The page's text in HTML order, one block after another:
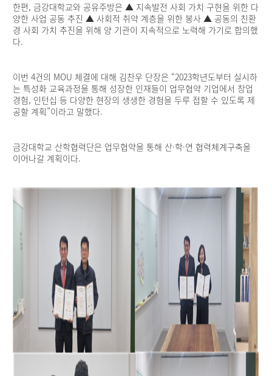
한편, 금강대학교와 공유주방은 ▲ 지속발전 사회 가치 구현을 위한 다
양한 사업 공동 추진 ▲ 사회적 취약 계층을 위한 봉사 ▲ 공동의 친환
경 사회 가치 추진을 위해 양 기관이 지속적으로 노력해 가기로 합의했
다.
이번 4건의 MOU 체결에 대해 김찬우 단장은 “2023학년도부터 실시하
는 특성화 교육과정을 통해 성장한 인재들이 업무협약 기업에서 창업
경험, 인턴십 등 다양한 현장의 생생한 경험을 두루 접할 수 있도록 제
공할 계획”이라고 말했다.
금강대학교 산학협력단은 업무협약을 통해 산·학·연 협력체계구축을
이어나갈 계획이다.